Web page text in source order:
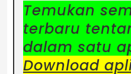
Temukan
terbaru
dalam satu
Download